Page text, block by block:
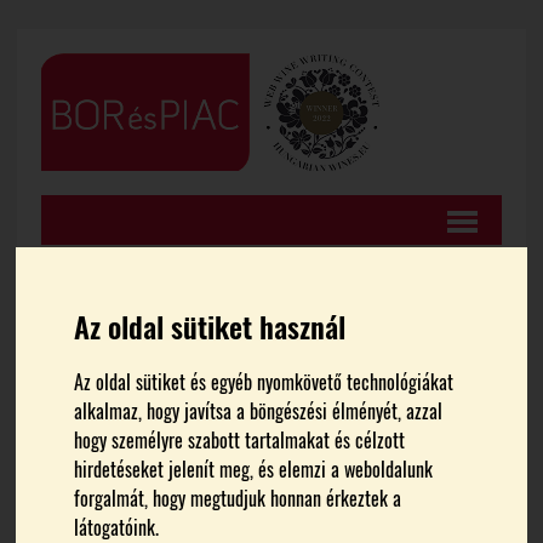
Az oldal sütiket használ
Az oldal sütiket és egyéb nyomkövető technológiákat
alkalmaz, hogy javítsa a böngészési élményét, azzal
hogy személyre szabott tartalmakat és célzott
hirdetéseket jelenít meg, és elemzi a weboldalunk
forgalmát, hogy megtudjuk honnan érkeztek a
látogatóink.
FŐOLDAL GASZTRONÓMIA
Nemzetközi szinten is
bemutatták a Tokaji aszú